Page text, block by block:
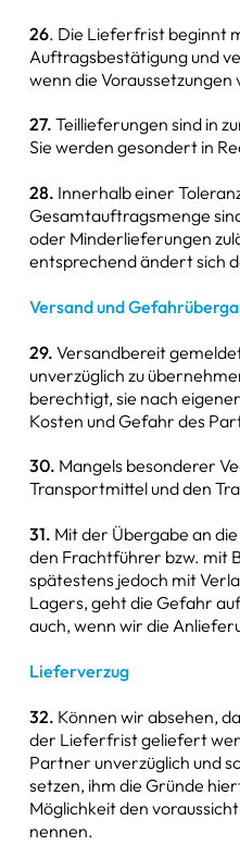
26. Die Lieferfrist beginnt
Auftragsbestätigung und
wenn die
27. Teillieferungen sind in
Sie werden gesondert in
28. Innerhalb einer
Gesamtauftragsmenge
oder Minderlieferungen
entsprechend ändert sich
Versand und
29. Versandbereit
unverzüglich zu
berechtigt, sie nach
Kosten und Gefahr des
30. Mangels besonderer
Transportmittel und den
31. Mit der Übergabe an
den Frachtführer bzw. mit
spätestens jedoch mit
Lagers, geht die Gefahr
auch, wenn wir die
Lieferverzug
32. Können wir absehen,
der Lieferfrist geliefert
Partner unverzüglich und
setzen, ihm die Gründe
Möglichkeit den
nennen.